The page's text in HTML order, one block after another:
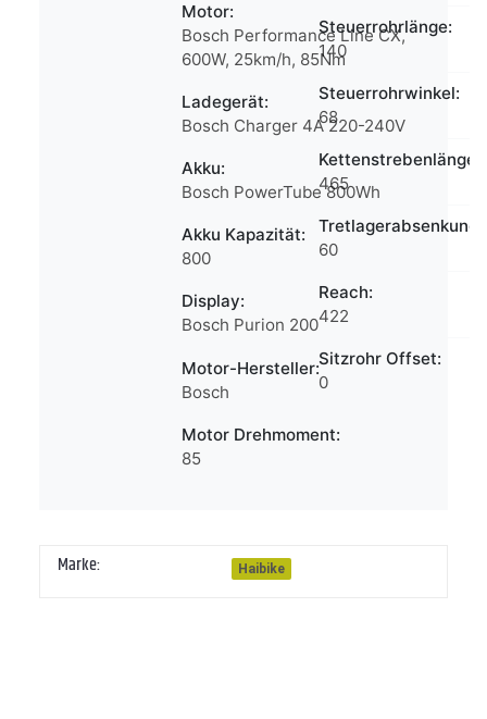
Motor:
Bosch Performance Line CX,
600W, 25km/h, 85Nm
Ladegerät:
Bosch Charger 4A 220-240V
Akku:
Bosch PowerTube 800Wh
Akku Kapazität:
800
Display:
Bosch Purion 200
Motor-Hersteller:
Bosch
Motor Drehmoment:
85
Steuerrohrlänge:
140
Steuerrohrwinkel:
68
Kettenstrebenlänge:
465
Tretlagerabsenkung:
60
Reach:
422
Sitzrohr Offset:
0
Marke: Haibike